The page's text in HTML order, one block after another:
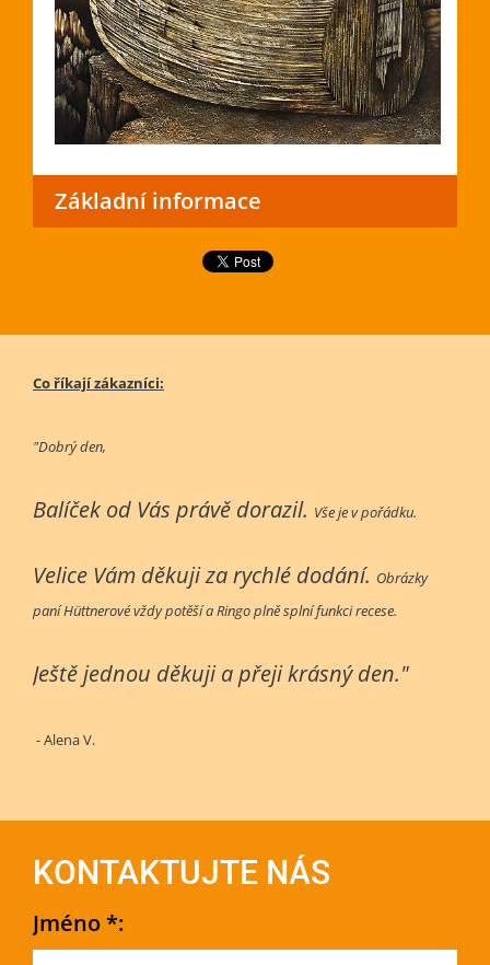
Základní informace
Co říkají zákazníci:
"Dobrý den,
Balíček od Vás právě dorazil. Vše je v pořádku.
Velice Vám děkuji za rychlé dodání. Obrázky
paní Hüttnerové vždy potěší a Ringo plně splní funkci recese.
Ještě jednou děkuji a přeji krásný den."
- Alena V.
KONTAKTUJTE NÁS
Jméno *: